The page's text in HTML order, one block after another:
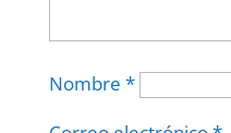
Nombre *